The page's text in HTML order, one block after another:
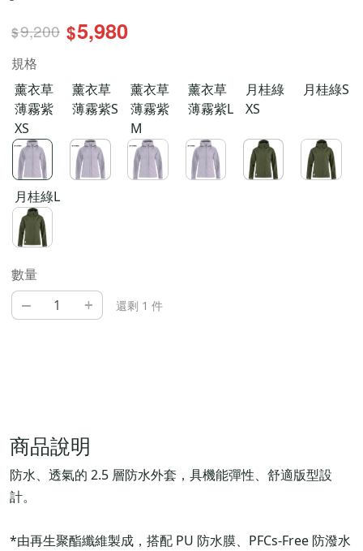
$9,200 $5,980
規格
薰衣草
薄霧紫
XS
薰衣草
薄霧紫S
薰衣草
薄霧紫
M
薰衣草
薄霧紫L
月桂綠
XS
月桂綠S
月桂綠L
數量
– + 還剩 1 件
商品說明
防水、透氣的 2.5 層防水外套，具機能彈性、舒適版型設
計。
*由再生聚酯纖維製成，搭配 PU 防水膜、PFCs-Free 防潑水